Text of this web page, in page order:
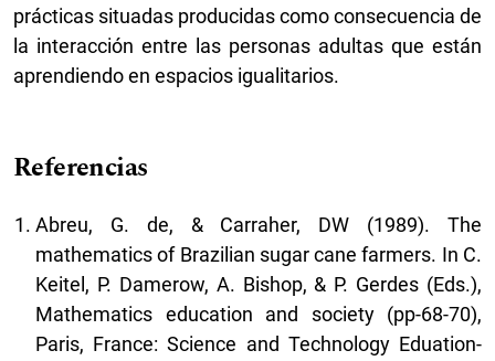
prácticas situadas producidas como consecuencia de
la interacción entre las personas adultas que están
aprendiendo en espacios igualitarios.
Referencias
Abreu, G. de, & Carraher, DW (1989). The
mathematics of Brazilian sugar cane farmers. In C.
Keitel, P. Damerow, A. Bishop, & P. Gerdes (Eds.),
Mathematics education and society (pp-68-70),
Paris, France: Science and Technology Eduation-